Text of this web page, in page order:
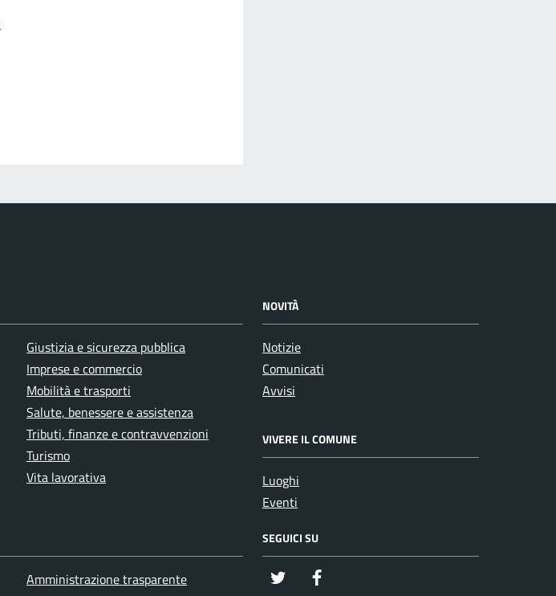
Giustizia e sicurezza pubblica
Imprese e commercio
Mobilità e trasporti
Salute, benessere e assistenza
Tributi, finanze e contravvenzioni
Turismo
Vita lavorativa
NOVITÀ
Notizie
Comunicati
Avvisi
VIVERE IL COMUNE
Luoghi
Eventi
Amministrazione trasparente
SEGUICI SU
twitter